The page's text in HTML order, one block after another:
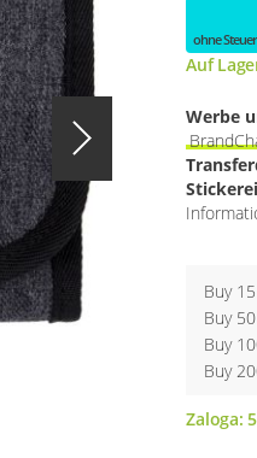
Auf
Werbe
Buy
Buy
Buy
Buy
Zaloga: